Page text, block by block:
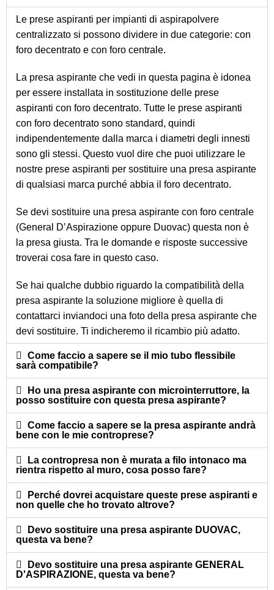
Le prese aspiranti per impianti di aspirapolvere
centralizzato si possono dividere in due categorie: con
foro decentrato e con foro centrale.
La presa aspirante che vedi in questa pagina è idonea
per essere installata in sostituzione delle prese
aspiranti con foro decentrato. Tutte le prese aspiranti
con foro decentrato sono standard, quindi
indipendentemente dalla marca i diametri degli innesti
sono gli stessi. Questo vuol dire che puoi utilizzare le
nostre prese aspiranti per sostituire una presa aspirante
di qualsiasi marca purché abbia il foro decentrato.
Se devi sostituire una presa aspirante con foro centrale
(General D’Aspirazione oppure Duovac) questa non è
la presa giusta. Tra le domande e risposte successive
troverai cosa fare in questo caso.
Se hai qualche dubbio riguardo la compatibilità della
presa aspirante la soluzione migliore è quella di
contattarci inviandoci una foto della presa aspirante che
devi sostituire. Ti indicheremo il ricambio più adatto.
Come faccio a sapere se il mio tubo flessibile
sarà compatibile?
Ho una presa aspirante con microinterruttore, la
posso sostituire con questa presa aspirante?
Come faccio a sapere se la presa aspirante andrà
bene con le mie controprese?
La contropresa non è murata a filo intonaco ma
rientra rispetto al muro, cosa posso fare?
Perché dovrei acquistare queste prese aspiranti e
non quelle che ho trovato altrove?
Devo sostituire una presa aspirante DUOVAC,
questa va bene?
Devo sostituire una presa aspirante GENERAL
D'ASPIRAZIONE, questa va bene?